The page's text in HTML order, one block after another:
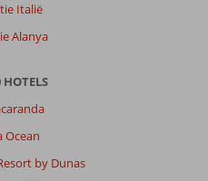
Italië
Alanya
Ocean
by Dunas